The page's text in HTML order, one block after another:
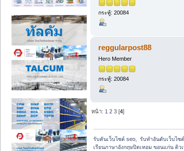
กระทู้: 20084
reggularpost88
Hero Member
กระทู้: 20084
หน้า: 1 2 3 [4]
รับดันเว็บไซต์ seo,  รับทำอันดับเว็บไ
เรียนภาษาอังกฤษปิดเทอม ขอนแก่น ติว